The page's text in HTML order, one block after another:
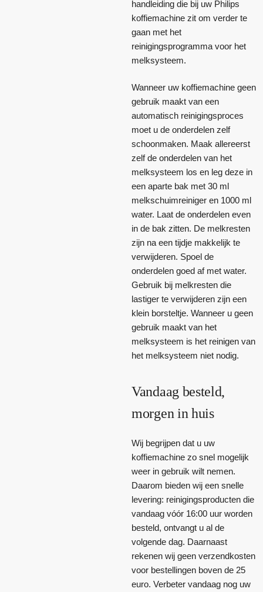
handleiding die bij uw Philips
koffiemachine zit om verder te
gaan met het
reinigingsprogramma voor het
melksysteem.
Wanneer uw koffiemachine geen
gebruik maakt van een
automatisch reinigingsproces
moet u de onderdelen zelf
schoonmaken. Maak allereerst
zelf de onderdelen van het
melksysteem los en leg deze in
een aparte bak met 30 ml
melkschuimreiniger en 1000 ml
water. Laat de onderdelen even
in de bak zitten. De melkresten
zijn na een tijdje makkelijk te
verwijderen. Spoel de
onderdelen goed af met water.
Gebruik bij melkresten die
lastiger te verwijderen zijn een
klein borsteltje. Wanneer u geen
gebruik maakt van het
melksysteem is het reinigen van
het melksysteem niet nodig.
Vandaag besteld,
morgen in huis
Wij begrijpen dat u uw
koffiemachine zo snel mogelijk
weer in gebruik wilt nemen.
Daarom bieden wij een snelle
levering: reinigingsproducten die
vandaag vóór 16:00 uur worden
besteld, ontvangt u al de
volgende dag. Daarnaast
rekenen wij geen verzendkosten
voor bestellingen boven de 25
euro. Verbeter vandaag nog uw